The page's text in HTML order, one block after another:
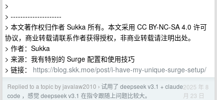
>
> ---------------------
> 本文著作权归作者 Sukka 所有。本文采用 CC BY-NC-SA 4.0 许可
协议，商业转载请联系作者获得授权，非商业转载请注明出处。
> 作者：Sukka
> 来源：我有特别的 Surge 配置和使用技巧
> 链接： https://blog.skk.moe/post/i-have-my-unique-surge-setup/
Replied to a topic by javalaw2010 › 试用了 deepseek v3.1 + claude
code ，感觉 deepseek v3.1 在指令跟随上问题比较大。
2025 年 8
月 23 日